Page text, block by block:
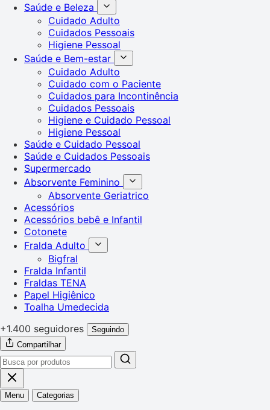
Saúde e Beleza
Cuidado Adulto
Cuidados Pessoais
Higiene Pessoal
Saúde e Bem-estar
Cuidado Adulto
Cuidado com o Paciente
Cuidados para Incontinência
Cuidados Pessoais
Higiene e Cuidado Pessoal
Higiene Pessoal
Saúde e Cuidado Pessoal
Saúde e Cuidados Pessoais
Supermercado
Absorvente Feminino
Absorvente Geriatrico
Acessórios
Acessórios bebê e Infantil
Cotonete
Fralda Adulto
Bigfral
Fralda Infantil
Fraldas TENA
Papel Higiênico
Toalha Umedecida
+1.400 seguidores
Seguindo
Compartilhar
Menu Categorias